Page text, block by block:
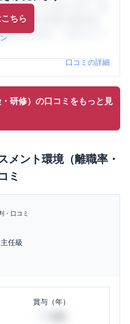
ちら
がたくさんあります。先
、本当の会社の姿を知
するために、ぜひサイト
口コミの詳細
研修）の口コミをもっと見
メント環境（離職率・
ミ
・口コミ
主任級
賞与（年）